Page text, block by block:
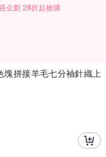
企劃 28折起搶購
塊拼接羊毛七分袖針織上